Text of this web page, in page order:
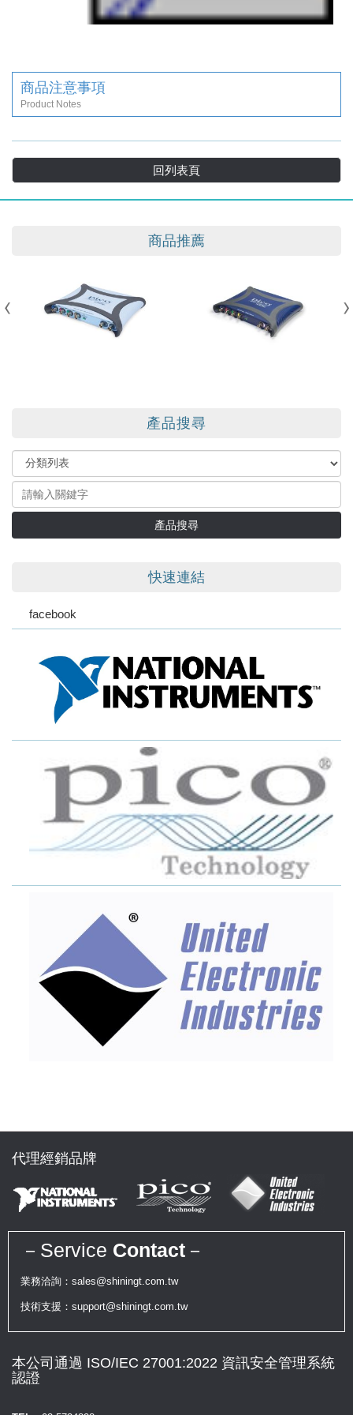
商品注意事項
Product Notes
回列表頁
商品推薦
產品搜尋
產品搜尋
快速連結
facebook
代理經銷品牌
－Service Contact －
業務洽詢：sales@shiningt.com.tw
技術支援：support@shiningt.com.tw
本公司通過 ISO/IEC 27001:2022 資訊安全管理系統
認證